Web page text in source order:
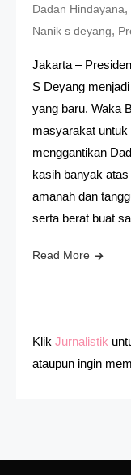
Dadan Hindayana,
Nanik s deyang,
Jakarta –
S Deyang
yang baru. Waka
masyarakat
menggantikan
kasih banyak
amanah dan
serta berat buat
Read More
Klik Jurnalistik
ataupun ingin